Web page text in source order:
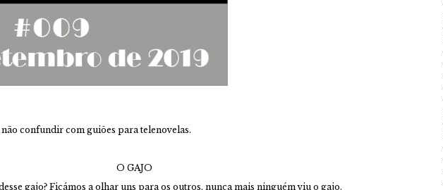
confundir com guiões para telenovelas.
O GAJO
gajo? Ficámos a olhar uns para os outros, nunca mais ninguém viu o gajo.